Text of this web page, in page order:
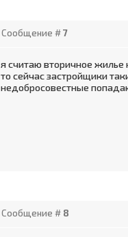
Сообщение #7
я считаю вторичное
то сейчас застройщики
недобросовестные
Сообщение # 8